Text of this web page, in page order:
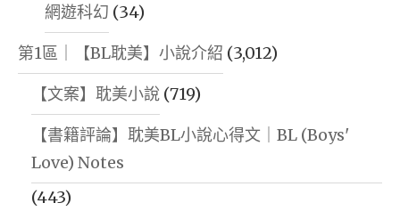
網遊科幻 (34)
第1區｜【BL耽美】小說介紹 (3,012)
【文案】耽美小說 (719)
【書籍評論】耽美BL小說心得文｜BL (Boys'
Love) Notes
(443)